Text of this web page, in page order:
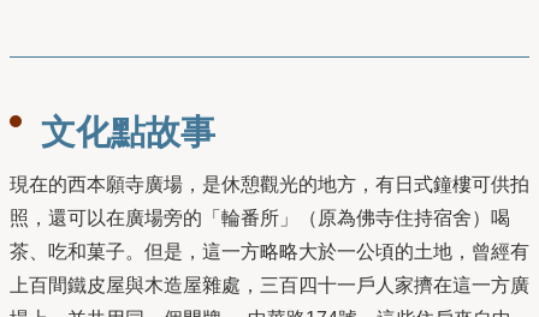
文化點故事
現在的⻄本願寺廣場，是休憩觀光的地⽅，有⽇式鐘樓可供拍
照，還可以在廣場旁的「輪番所」（原為佛寺住持宿舍）喝
茶、吃和菓⼦。但是，這⼀⽅略略⼤於⼀公頃的⼟地，曾經有
上百間鐵⽪屋與⽊造屋雜處，三百四十一⼾⼈家擠在這⼀⽅廣